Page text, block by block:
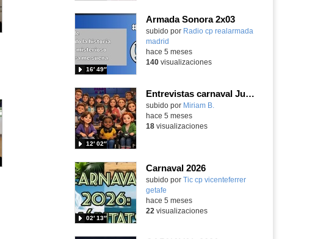
Armada Sonora 2x03
Contenido educativo.
subido por Radio cp realarmada
madrid
16′ 49″
hace 5 meses
140visualizaciones
Entrevistas carnaval Juan XXIII
Contenido educativo.
subido por Miriam B.
12′ 02″
hace 5 meses
18visualizaciones
Carnaval 2026
Contenido educativo.
subido por Tic cp vicenteferrer
getafe
02′ 13″
hace 5 meses
22 visualizaciones